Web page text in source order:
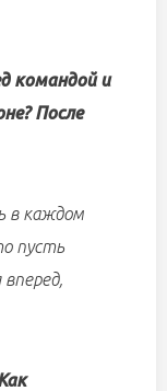
командой и
После
в каждом
пусть